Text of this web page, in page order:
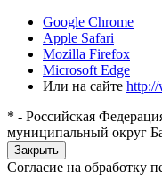
Google Chrome
Apple Safari
Mozilla Firefox
Microsoft Edge
Или на сайте http://
* - Российская
муниципальный округ
Закрыть
Согласие на обработку